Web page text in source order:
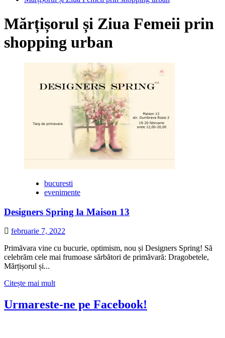
Mărțișorul și Ziua Femeii prin
shopping urban
bucuresti
evenimente
Designers Spring la Maison 13
februarie 7, 2022
Primăvara vine cu bucurie, optimism, nou și Designers Spring! Să
celebrăm cele mai frumoase sărbători de primăvară: Dragobetele,
Mărțișorul și...
Citește mai multCitește
despre
Urmareste-ne pe Facebook!